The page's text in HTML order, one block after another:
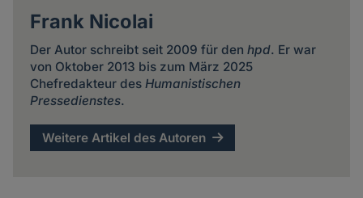
Frank Nicolai
Der Autor schreibt seit 2009 für den hpd. Er war
von Oktober 2013 bis zum März 2025
Chefredakteur des Humanistischen
Pressedienstes.
Weitere Artikel des Autoren